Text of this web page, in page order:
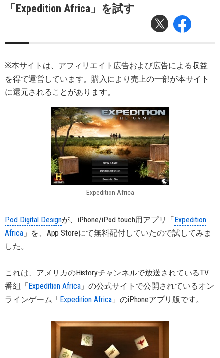
「Expedition Africa」を試す
※本サイトは、アフィリエイト広告および広告による収益
を得て運営しています。購入により売上の一部が本サイト
に還元されることがあります。
Expedition Africa
Pod Digital Designが、iPhone/iPod touch用アプリ「Expedition
Africa 」を、App Storeにて無料配付していたので試してみま
した。
これは、アメリカのHistoryチャンネルで放送されているTV
番組「Expedition Africa 」の公式サイトで公開されているオン
ラインゲーム「Expedition Africa 」のiPhoneアプリ版です。